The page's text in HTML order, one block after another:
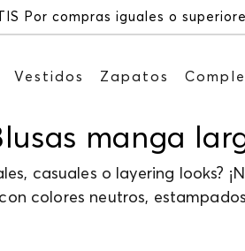
Por compras iguales o
Vestidos Zapatos
manga
casuales o layering looks?
colores neutros,